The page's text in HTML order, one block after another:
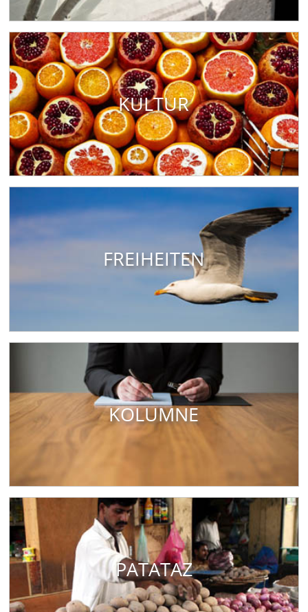
KULTUR
FREIHEITEN
KOLUMNE
PATATAZ